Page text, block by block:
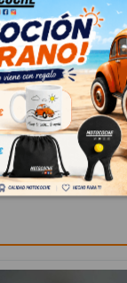
SOE
1.8 T